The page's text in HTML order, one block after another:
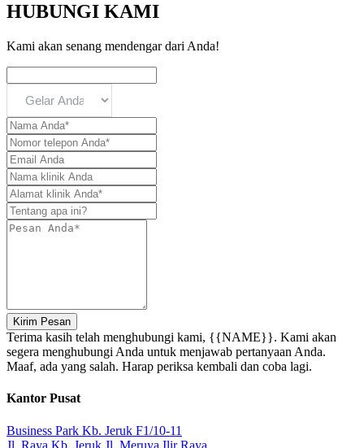
HUBUNGI KAMI
Kami akan senang mendengar dari Anda!
Kirim Pesan
Terima kasih telah menghubungi kami, {{NAME}}. Kami akan
segera menghubungi Anda untuk menjawab pertanyaan Anda.
Maaf, ada yang salah. Harap periksa kembali dan coba lagi.
Kantor Pusat
Business Park Kb. Jeruk F1/10-11
Jl. Raya Kb. Jeruk Jl. Meruya Ilir Raya